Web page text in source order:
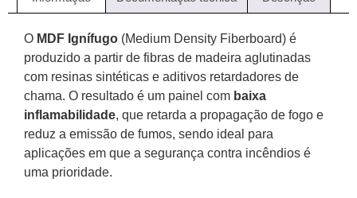
O MDF Ignífugo (Medium Density Fiberboard) é
produzido a partir de fibras de madeira aglutinadas
com resinas sintéticas e aditivos retardadores de
chama. O resultado é um painel com baixa
inflamabilidade, que retarda a propagação de fogo e
reduz a emissão de fumos, sendo ideal para
aplicações em que a segurança contra incêndios é
uma prioridade.